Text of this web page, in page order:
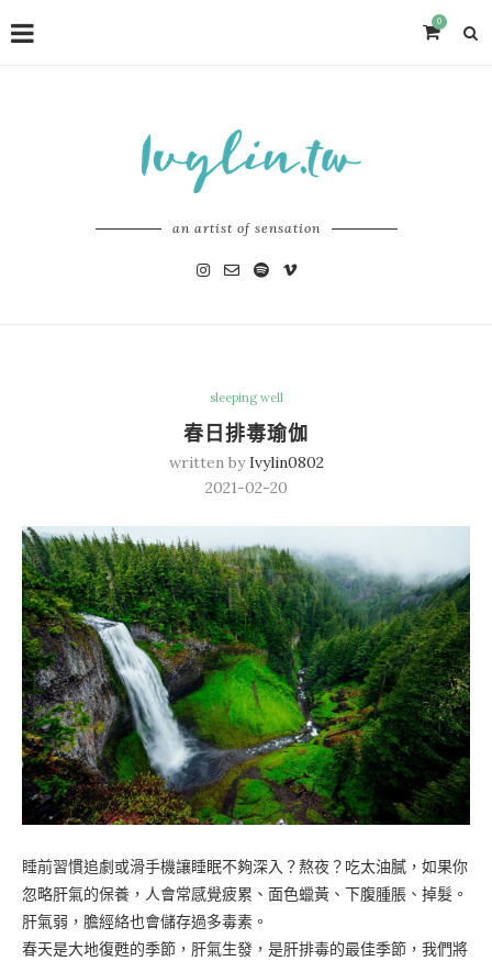
0
an artist of sensation
sleeping well
春日排毒瑜伽
written byIvylin0802
2021-02-20
睡前習慣追劇或滑手機讓睡眠不夠深入？熬夜？吃太油膩，如果你
忽略肝氣的保養，人會常感覺疲累、面色蠟黃、下腹腫脹、掉髮。
肝氣弱，膽經絡也會儲存過多毒素。
春天是大地復甦的季節，肝氣生發，是肝排毒的最佳季節，我們將